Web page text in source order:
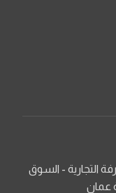
التجارية - السوق
عمان